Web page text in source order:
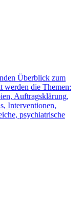
Überblick zum
werden die Themen:
Auftragsklärung,
Interventionen,
psychiatrische